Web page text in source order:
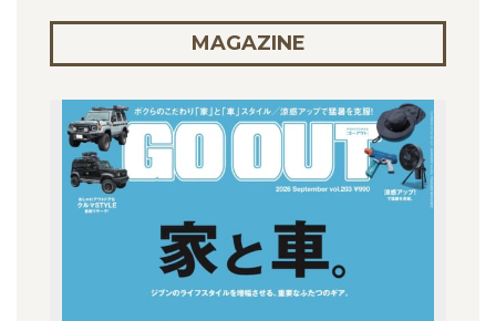
MAGAZINE